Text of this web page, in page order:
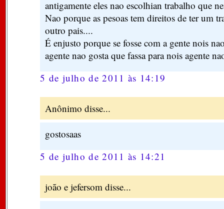
antigamente eles nao escolhian trabalho que
Nao porque as pesoas tem direitos de ter um
outro pais....
É enjusto porque se fosse com a gente nois
agente nao gosta que fassa para nois agente
5 de julho de 2011 às 14:19
Anônimo disse...
gostosaas
5 de julho de 2011 às 14:21
joão e jefersom disse...